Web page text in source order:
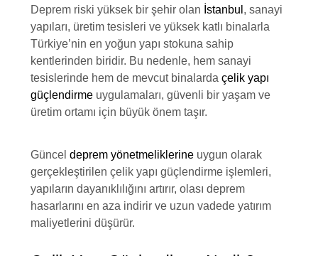
Deprem riski yüksek bir şehir olan İstanbul , sanayi
yapıları, üretim tesisleri ve yüksek katlı binalarla
Türkiye’nin en yoğun yapı stokuna sahip
kentlerinden biridir. Bu nedenle, hem sanayi
tesislerinde hem de mevcut binalarda çelik yapı
güçlendirmeuygulamaları, güvenli bir yaşam ve
üretim ortamı için büyük önem taşır.
Güncel deprem yönetmeliklerineuygun olarak
gerçekleştirilen çelik yapı güçlendirme işlemleri,
yapıların dayanıklılığını artırır, olası deprem
hasarlarını en aza indirir ve uzun vadede yatırım
maliyetlerini düşürür.